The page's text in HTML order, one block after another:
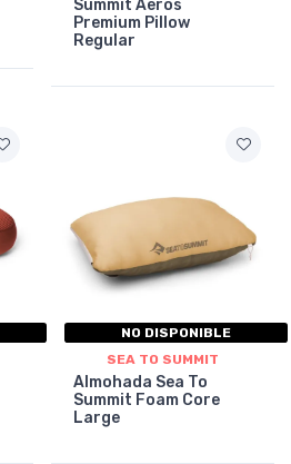
Summit Aeros
Premium Pillow
Regular
NO DISPONIBLE
SEA TO SUMMIT
Almohada Sea To
Summit Foam Core
Large